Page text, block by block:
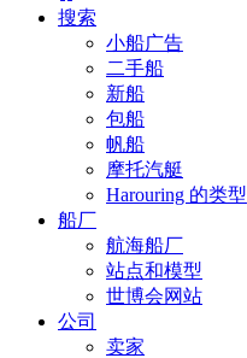
搜索
小船广告
二手船
新船
包船
帆船
摩托汽艇
Harouring 的类型
船厂
航海船厂
站点和模型
世博会网站
公司
卖家